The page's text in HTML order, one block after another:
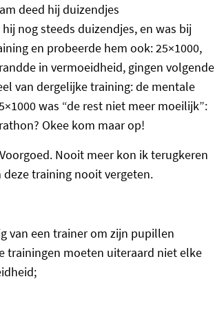
deed hij duizendjes
nog steeds duizendjes, en was bij
en probeerde hem ook: 25×1000,
in vermoeidheid, gingen volgende
van dergelijke training: de mentale
was “de rest niet meer moeilijk”:
Okee kom maar op!
Nooit meer kon ik terugkeren
deze training nooit vergeten.
van een trainer om zijn pupillen
trainingen moeten uiteraard niet elke